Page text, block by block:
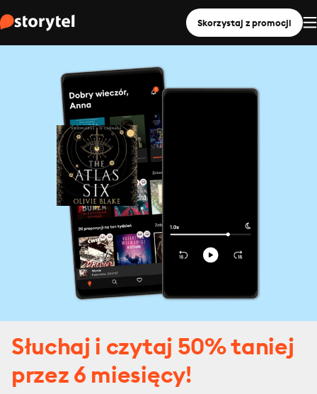
Skorzystaj z promocji
Słuchaj i czytaj 50% taniej
przez 6 miesięcy!